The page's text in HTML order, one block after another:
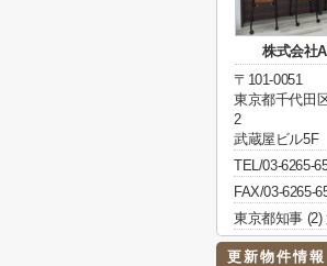
株式会社
〒101-0051
東京都千代田
2
武蔵屋ビル5F
TEL/03-6265-
FAX/03-6265-
東京都知事 (2)
更新物件情報